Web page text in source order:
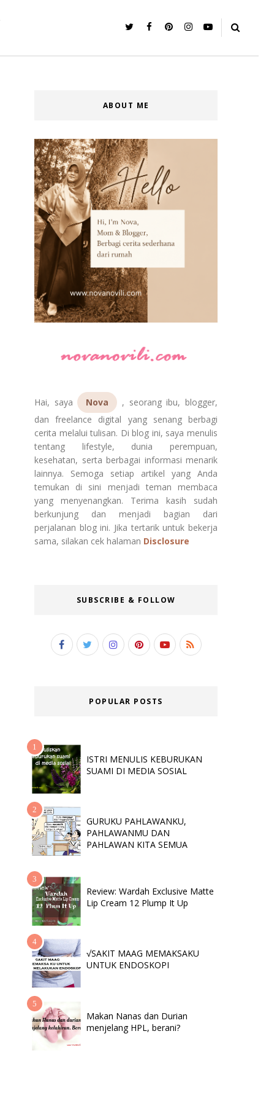
ABOUT ME
Hai, saya Nova
, seorang ibu, blogger,
dan freelance digital yang senang berbagi
cerita melalui tulisan. Di blog ini, saya menulis
tentang lifestyle, dunia perempuan,
kesehatan, serta berbagai informasi menarik
lainnya. Semoga setiap artikel yang Anda
temukan di sini menjadi teman membaca
yang menyenangkan. Terima kasih sudah
berkunjung dan menjadi bagian dari
perjalanan blog ini. Jika tertarik untuk bekerja
sama, silakan cek halaman Disclosure
SUBSCRIBE & FOLLOW
POPULAR POSTS
ISTRI MENULIS KEBURUKAN
SUAMI DI MEDIA SOSIAL
GURUKU PAHLAWANKU,
PAHLAWANMU DAN
PAHLAWAN KITA SEMUA
Review: Wardah Exclusive Matte
Lip Cream 12 Plump It Up
√SAKIT MAAG MEMAKSAKU
UNTUK ENDOSKOPI
Makan Nanas dan Durian
menjelang HPL, berani?